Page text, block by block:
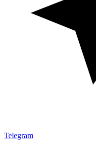
Telegram